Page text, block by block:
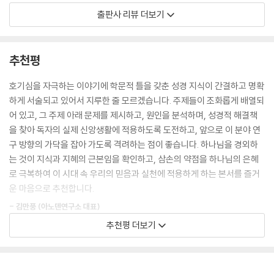
용이 가득한 삼손 책을 유난히 좋아했습니다. 성경 동화책 속의 삼손은 그
야말로 영웅이었습니다. 나귀 턱뼈로 블레셋 군인들을 물리치는 장면을 읽
들은 영웅에 대한 존경심으로 숙연해졌습니다. 책 속의 삼손은 아이들의
영웅이 되기에 조금도 부족함이 없어 보였습니다.
그러나 사사기를 묵상하면 할수록 영웅 삼손에 대한 물음표가 머릿속에서
떠나지를 않았습니다. 풀리지 않는 많은 의문점들은 저를 계속 혼란스럽게
만들었습니다. ‘삼손은 정말 영웅이었을까?’
눈코 뜰 새 없이 바빴던 어느 해 여름, 모든 것을 뒤로하고 머릿속을 맴도는
질문에 홀린 듯 삼손을 파헤치기 시작했습니다. 하나님께서 제 등을 떠밀
고 계신 듯한 느낌을 받으면서 저는 그렇게 삼손 X-파일 작업에 몰두했습
니다. 정말 감사하게도 고난이도의 퍼즐처럼 얽히고설켜 있던 삼손의 비밀
조각들이 하나하나 제자리를 찾아갔습니다. 그리고 마침내 마지막 조각을
완성할 수 있었습니다. 바로 영웅이 아니라 많은 연약함에도 오직 하나님
출판사 리뷰 더보기
추천평
호기심을 자극하는 이야기에 학문적 틀을 갖춘 성경 지식이 간결하고 명확
하게 서술되고 있어서 지루한 줄 모르겠습니다. 주제들이 조화롭게 배열되
어 있고, 그 주제 아래 문제를 제시하고, 원인을 분석하며, 성경적 해결책
을 찾아 독자의 실제 신앙생활에 적용하도록 도전하고, 앞으로 이 분야 연
구 방향의 가닥을 잡아 가도록 격려하는 점이 좋습니다. 하나님을 경외하
는 것이 지식과 지혜의 근본임을 확인하고, 삼손의 약점을 하나님의 은혜
로 극복하여 이 시대 속 우리의 믿음과 실천에 적용하게 하는 본서를 즐거
운 마음으로 추천합니다.
- 김만풍 (아노덴연구소 대표)
제가 세상에 글을 내놓을 때, 독자들에게 가장 받고 싶은 한 가지 찬사가 있
추천평 더보기